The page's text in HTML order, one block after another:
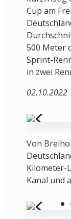
Cup am
500 Meter
Sprint-
in zwei
02.10.2022
Von
Kilometer-
Kanal und